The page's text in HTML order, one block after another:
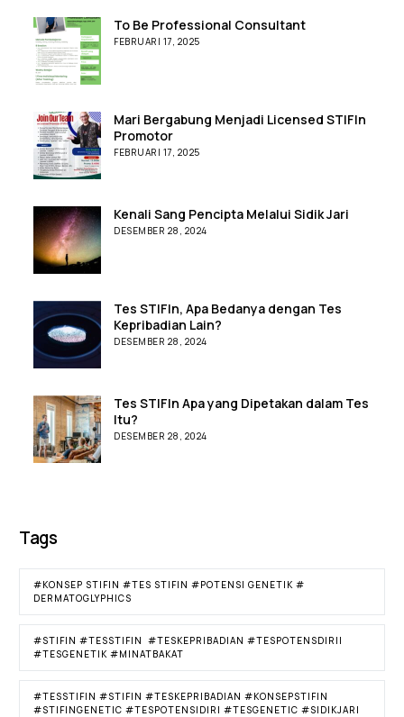
To Be Professional Consultant
FEBRUARI 17, 2025
Mari Bergabung Menjadi Licensed STIFIn
Promotor
FEBRUARI 17, 2025
Kenali Sang Pencipta Melalui Sidik Jari
DESEMBER 28, 2024
Tes STIFIn, Apa Bedanya dengan Tes
Kepribadian Lain?
DESEMBER 28, 2024
Tes STIFIn Apa yang Dipetakan dalam Tes
Itu?
DESEMBER 28, 2024
Tags
#KONSEP STIFIN #TES STIFIN #POTENSI GENETIK #
DERMATOGLYPHICS
#STIFIN #TESSTIFIN #TESKEPRIBADIAN #TESPOTENSDIRII
#TESGENETIK #MINATBAKAT
#TESSTIFIN #STIFIN #TESKEPRIBADIAN #KONSEPSTIFIN
#STIFINGENETIC #TESPOTENSIDIRI #TESGENETIC #SIDIKJARI